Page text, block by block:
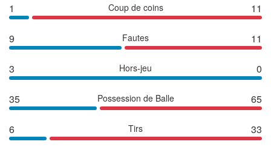
1 Coup de coins 11
9 Fautes 11
3 Hors-jeu 0
35 Possession de Balle 65
6 Tirs 33